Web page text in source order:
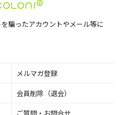
騙ったアカウントやメール等に
メルマガ登録
会員削除（退会）